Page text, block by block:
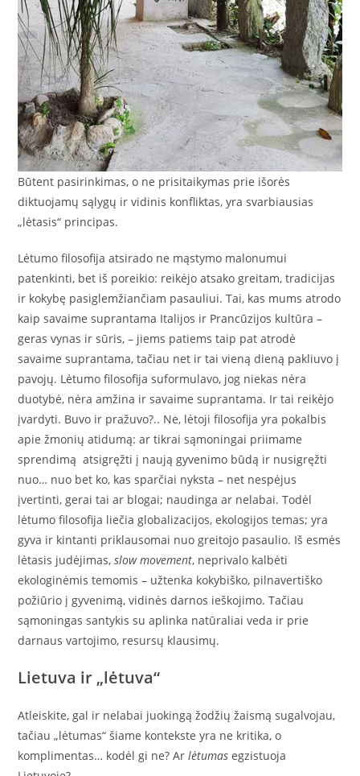
Būtent pasirinkimas, o ne prisitaikymas prie išorės
diktuojamų sąlygų ir vidinis konfliktas, yra svarbiausias
„lėtasis“ principas.
Lėtumo filosofija atsirado ne mąstymo malonumui
patenkinti, bet iš poreikio: reikėjo atsako greitam, tradicijas
ir kokybę pasiglemžiančiam pasauliui. Tai, kas mums atrodo
kaip savaime suprantama Italijos ir Prancūzijos kultūra –
geras vynas ir sūris, – jiems patiems taip pat atrodė
savaime suprantama, tačiau net ir tai vieną dieną pakliuvo į
pavojų. Lėtumo filosofija suformulavo, jog niekas nėra
duotybė, nėra amžina ir savaime suprantama. Ir tai reikėjo
įvardyti. Buvo ir pražuvo?.. Ne, lėtoji filosofija yra pokalbis
apie žmonių atidumą: ar tikrai sąmoningai priimame
sprendimą atsigręžti į naują gyvenimo būdą ir nusigręžti
nuo… nuo bet ko, kas sparčiai nyksta – net nespėjus
įvertinti, gerai tai ar blogai; naudinga ar nelabai. Todėl
lėtumo filosofija liečia globalizacijos, ekologijos temas; yra
gyva ir kintanti priklausomai nuo greitojo pasaulio. Iš esmės
lėtasis judėjimas,slow movement, neprivalo kalbėti
ekologinėmis temomis – užtenka kokybiško, pilnavertiško
požiūrio į gyvenimą, vidinės darnos ieškojimo. Tačiau
sąmoningas santykis su aplinka natūraliai veda ir prie
darnaus vartojimo, resursų klausimų.
Lietuva ir „lėtuva“
Atleiskite, gal ir nelabai juokingą žodžių žaismą sugalvojau,
tačiau „lėtumas“ šiame kontekste yra ne kritika, o
komplimentas… kodėl gi ne? Arlėtumasegzistuoja